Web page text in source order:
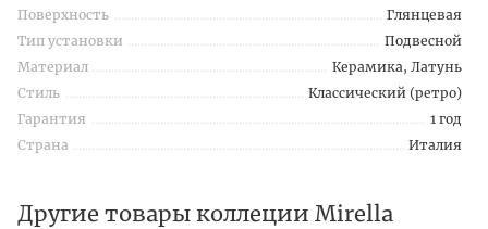
Поверхность
Глянцевая
Тип установки
Подвесной
Материал
Керамика, Латунь
Стиль
Классический (ретро)
Гарантия
1 год
Страна
Италия
Другие товары коллеции Mirella